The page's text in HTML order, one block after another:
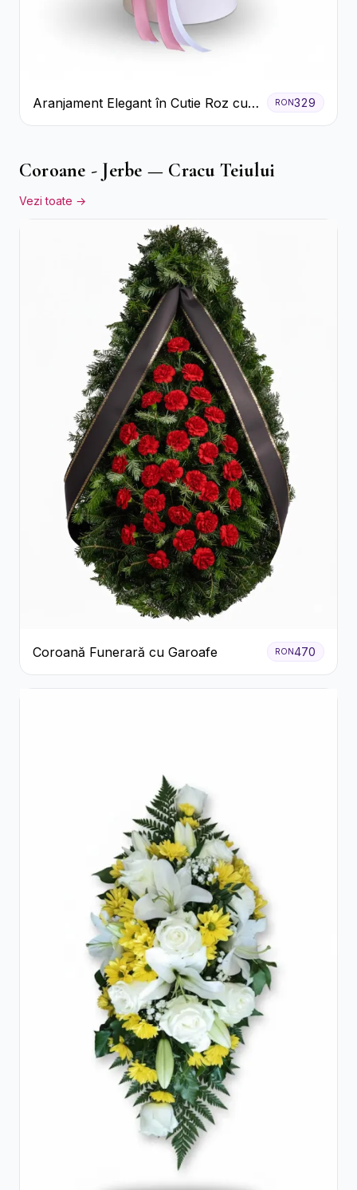
Aranjament Elegant în Cutie Roz cu
Trandafiri și Gerbera
RON329
Coroane - Jerbe — Cracu Teiului
Vezi toate →
Coroană Funerară cu Garoafe RON470